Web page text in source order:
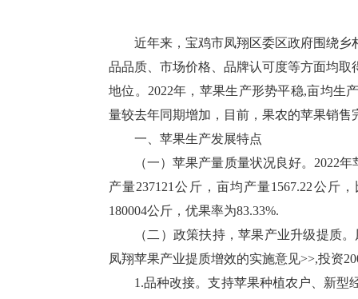
近年来，宝鸡市凤翔区委区政府围绕
品品质、市场价格、品牌认可度等方面均
地位。2022年，苹果生产形势平稳,亩均生
量较去年同期增加，目前，果农的苹果销
一、苹果生产发展特点
（一）苹果产量质量状况良好。2022
产量237121公斤，亩均产量1567.22公斤
180004公斤，优果率为83.33%.
（二）政策扶持，苹果产业升级提质
凤翔苹果产业提质增效的实施意见>>,投资
1.品种改接。支持苹果种植农户、新型